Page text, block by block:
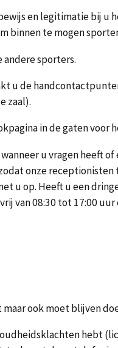
en legitimatie bij u
binnen te mogen
andere sporters.
u de
zaal).
in de gaten voor
u vragen heeft
onze
u op. Heeft u een
van 08:30 tot 17:00 uur
ook moet blijven
hebt